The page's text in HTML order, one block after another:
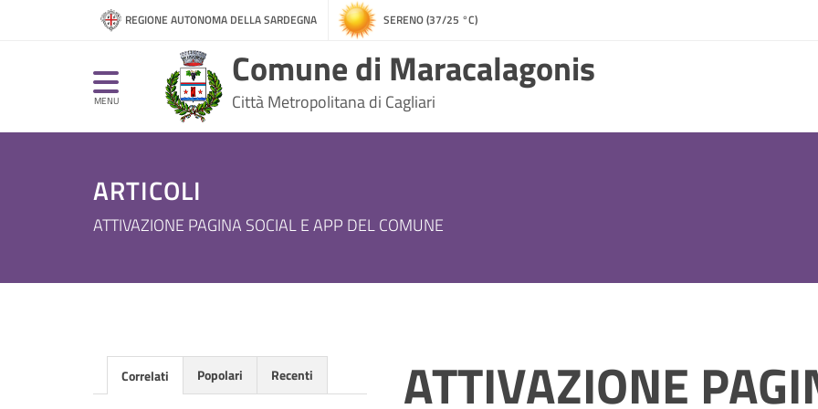
REGIONE AUTONOMA DELLA SARDEGNA SERENO (37/25 °C)
MENU
Comune di Maracalagonis
Città Metropolitana di Cagliari
ARTICOLI
ATTIVAZIONE PAGINA SOCIAL E APP DEL COMUNE
ATTIVAZIONE
Correlati Popolari Recenti